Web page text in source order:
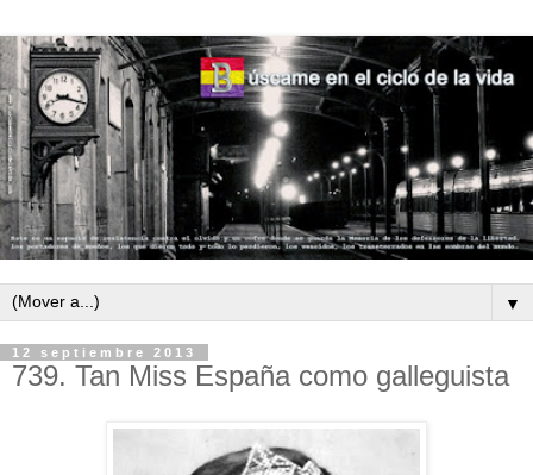
▼
12 septiembre 2013
739. Tan Miss España como galleguista